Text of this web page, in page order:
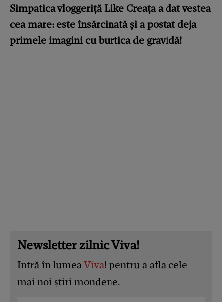
Simpatica vloggeriță Like Creața a dat vestea
cea mare: este însărcinată și a postat deja
primele imagini cu burtica de gravidă!
Newsletter zilnic Viva!
Intră în lumeaViva! pentru a afla cele
mai noi știri mondene.